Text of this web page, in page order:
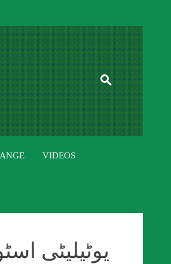
VIDEOS
یوٹیلیٹی